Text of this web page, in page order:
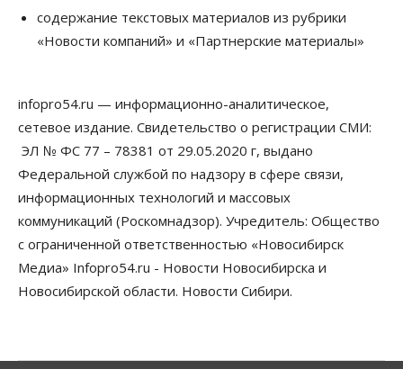
Новосибирской области, но режима ЧС не будет
07 Августа 2026, 10:00
выстраивают системы защиты от атак БПЛА
07 Августа 2026, 09:00
По «Сибэлектротерму» выдали исполнительные
листы на полмиллиарда рублей
07 Августа 2026, 08:00
Бизнес Власть Медицина Общество
Искусственный интеллект предлагают
привлекать к разработке новых лекарств в
России
содержание текстовых материалов из рубрики
«Новости компаний» и «Партнерские материалы»
infopro54.ru — информационно-аналитическое,
сетевое издание. Свидетельство о регистрации СМИ:
ЭЛ № ФС 77 – 78381 от 29.05.2020 г, выдано
Федеральной службой по надзору в сфере связи,
информационных технологий и массовых
коммуникаций (Роскомнадзор). Учредитель: Общество
с ограниченной ответственностью «Новосибирск
Медиа» Infopro54.ru - Новости Новосибирска и
Новосибирской области. Новости Сибири.